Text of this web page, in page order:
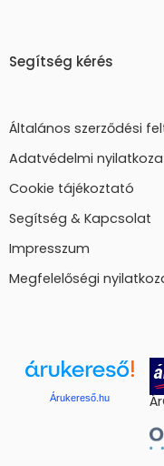
Segítség kérés
Általános szerződési
Adatvédelmi
Cookie tájékoztató
Segítség & Kapcsolat
Impresszum
Megfelelőségi
Árukereső.hu